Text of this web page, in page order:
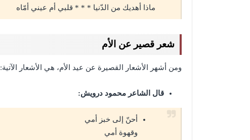
ماذا أهديك من الدّنيا * * * قلبي أم عيني أمّاه
شعر قصير عن الأم
ومن أشهر الأشعار القصيرة عن عيد الأم، هي الأشعار الآتية:
قال الشاعر محمود درويش:
أحنّ إلى خبز أمي
وقهوة أمي